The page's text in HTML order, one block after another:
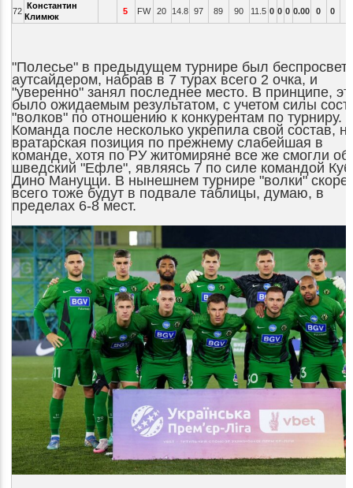
72
Константин
Климюк
5 FW 20 14.8 97 89 90 11.5 0 0 0 0.00 0 0
"Полесье" в предыдущем турнире был
аутсайдером, набрав в 7 турах всего 2 очка, и
"уверенно" занял последнее место. В принципе,
было ожидаемым результатом, с учетом силы
"волков" по отношению к конкурентам по турниру.
Команда после несколько укрепила свой состав,
вратарская позиция по прежнему слабейшая в
команде, хотя по РУ житомиряне все же смогли
шведский "Ефле", являясь 7 по силе командой
Дино Мануцци. В нынешнем турнире "волки"
всего тоже будут в подвале таблицы, думаю, в
пределах 6-8 мест.